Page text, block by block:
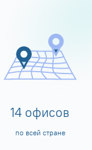
14 офисов
по всей стране